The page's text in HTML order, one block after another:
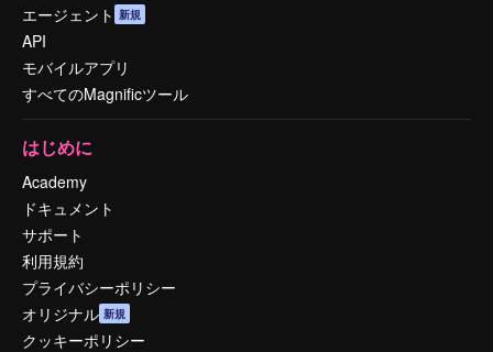
エージェント 新規
API
モバイルアプリ
すべてのMagnificツール
はじめに
Academy
ドキュメント
サポート
利用規約
プライバシーポリシー
オリジナル 新規
クッキーポリシー